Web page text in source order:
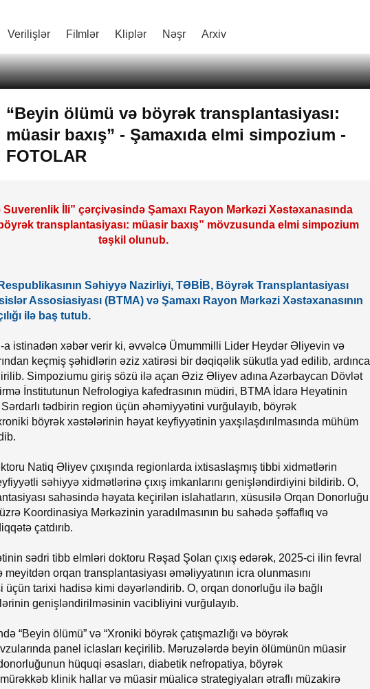
Verilişlər Filmlər Kliplər Nəşr Arxiv
“Beyin ölümü və böyrək transplantasiyası:
müasir baxış” - Şamaxıda elmi simpozium -
FOTOLAR
İli” çərçivəsində Şamaxı Rayon Mərkəzi Xəstəxanasında
transplantasiyası: müasir baxış” mövzusunda elmi simpozium
təşkil olunub.
Səhiyyə Nazirliyi, TƏBİB, Böyrək Transplantasiyası
Assosiasiyası (BTMA) və Şamaxı Rayon Mərkəzi Xəstəxanasının
ilə baş tutub.
a istinadən xəbər verir ki, əvvəlcə Ümummilli Lider Heydər Əliyevin və
keçmiş şəhidlərin əziz xatirəsi bir dəqiqəlik sükutla yad edilib, ardınca
Simpoziumu giriş sözü ilə açan Əziz Əliyev adına Azərbaycan Dövlət
İnstitutunun Nefrologiya kafedrasının müdiri, BTMA İdarə Heyətinin
tədbirin region üçün əhəmiyyətini vurğulayıb, böyrək
böyrək xəstələrinin həyat keyfiyyətinin yaxşılaşdırılmasında mühüm
Natiq Əliyev çıxışında regionlarda ixtisaslaşmış tibbi xidmətlərin
səhiyyə xidmətlərinə çıxış imkanlarını genişləndirdiyini bildirib. O,
sahəsində həyata keçirilən islahatların, xüsusilə Orqan Donorluğu
Koordinasiya Mərkəzinin yaradılmasının bu sahədə şəffaflıq və
çatdırıb.
sədri tibb elmləri doktoru Rəşad Şolan çıxış edərək, 2025-ci ilin fevral
orqan transplantasiyası əməliyyatının icra olunmasını
üçün tarixi hadisə kimi dəyərləndirib. O, orqan donorluğu ilə bağlı
genişləndirilməsinin vacibliyini vurğulayıb.
“Beyin ölümü” və “Xroniki böyrək çatışmazlığı və böyrək
panel iclasları keçirilib. Məruzələrdə beyin ölümünün müasir
hüquqi əsasları, diabetik nefropatiya, böyrək
klinik hallar və müasir müalicə strategiyaları ətraflı müzakirə